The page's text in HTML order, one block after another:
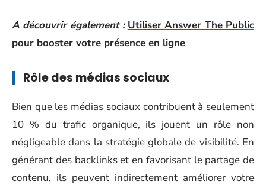
A découvrir également : Utiliser Answer The Public
pour booster votre présence en ligne
Rôle des médias sociaux
Bien que les médias sociaux contribuent à seulement
10 % du trafic organique, ils jouent un rôle non
négligeable dans la stratégie globale de visibilité. En
générant des backlinks et en favorisant le partage de
contenu, ils peuvent indirectement améliorer votre